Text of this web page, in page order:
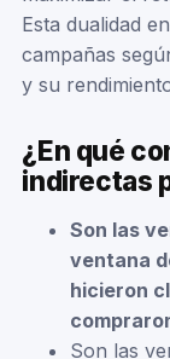
Esta dualidad
campañas
y su
¿En qué
indirectas
Son las
ventana
hicieron
Son las